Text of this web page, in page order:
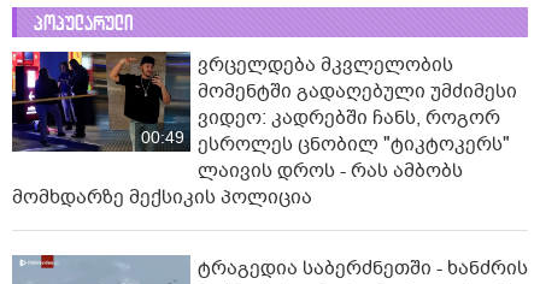
პოპულარული
00:49
ვრცელდება მკვლელობის
მომენტში გადაღებული უმძიმესი
ვიდეო: კადრებში ჩანს, როგორ
ესროლეს ცნობილ "ტიკტოკერს"
ლაივის დროს - რას ამბობს
მომხდარზე მექსიკის პოლიცია
ტრაგედია საბერძნეთში - ხანძრის